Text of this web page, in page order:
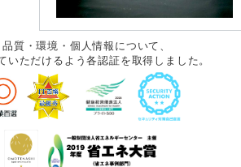
質・環境・個人情報について、
いただけるよう各認証を取得しました。